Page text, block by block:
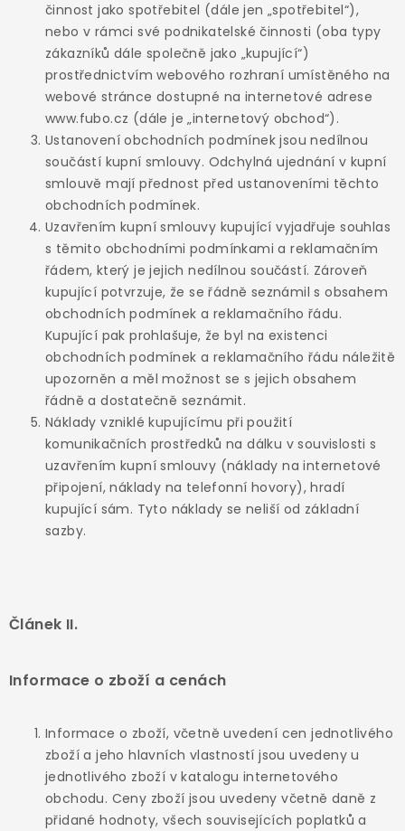
činnost jako spotřebitel (dále jen „spotřebitel“),
nebo v rámci své podnikatelské činnosti (oba typy
zákazníků dále společně jako „kupující“)
prostřednictvím webového rozhraní umístěného na
webové stránce dostupné na internetové adrese
www.fubo.cz (dále je „internetový obchod“).
Ustanovení obchodních podmínek jsou nedílnou
součástí kupní smlouvy. Odchylná ujednání v kupní
smlouvě mají přednost před ustanoveními těchto
obchodních podmínek.
Uzavřením kupní smlouvy kupující vyjadřuje souhlas
s těmito obchodními podmínkami a reklamačním
řádem, který je jejich nedílnou součástí. Zároveň
kupující potvrzuje, že se řádně seznámil s obsahem
obchodních podmínek a reklamačního řádu.
Kupující pak prohlašuje, že byl na existenci
obchodních podmínek a reklamačního řádu náležitě
upozorněn a měl možnost se s jejich obsahem
řádně a dostatečně seznámit.
Náklady vzniklé kupujícímu při použití
komunikačních prostředků na dálku v souvislosti s
uzavřením kupní smlouvy (náklady na internetové
připojení, náklady na telefonní hovory), hradí
kupující sám. Tyto náklady se neliší od základní
sazby.
Článek II.
Informace o zboží a cenách
Informace o zboží, včetně uvedení cen jednotlivého
zboží a jeho hlavních vlastností jsou uvedeny u
jednotlivého zboží v katalogu internetového
obchodu. Ceny zboží jsou uvedeny včetně daně z
přidané hodnoty, všech souvisejících poplatků a